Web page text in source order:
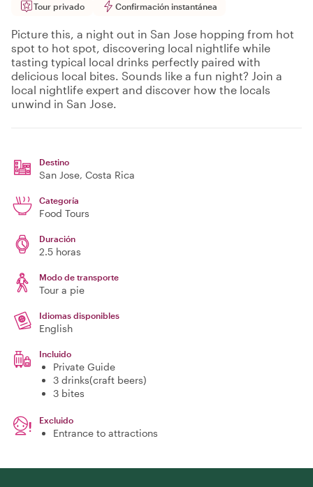
Tour privado Confirmación instantánea
Picture this, a night out in San Jose hopping from hot
spot to hot spot, discovering local nightlife while
tasting typical local drinks perfectly paired with
delicious local bites. Sounds like a fun night? Join a
local nightlife expert and discover how the locals
unwind in San Jose.
Destino
San Jose, Costa Rica
Categoría
Food Tours
Duración
2.5 horas
Modo de transporte
Tour a pie
Idiomas disponibles
English
Incluido
Private Guide
3 drinks(craft beers)
3 bites
Excluido
Entrance to attractions